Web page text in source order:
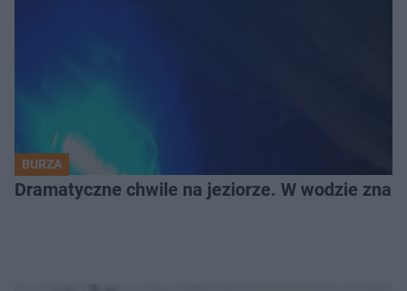
BURZA
Dramatyczne chwile na jeziorze. W wodzie